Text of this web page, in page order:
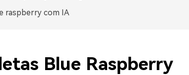
raspberry com IA
Blue Raspberry